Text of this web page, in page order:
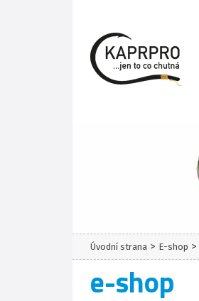
Úvodní strana > E-shop >
e-shop